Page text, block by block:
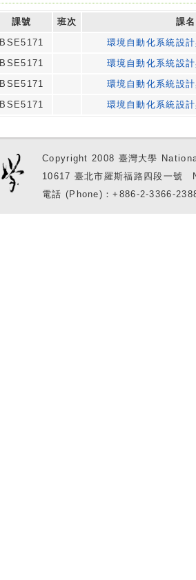
課號 班次
課名
BSE5171
環境自動化系統設
BSE5171
環境自動化系統設
BSE5171
環境自動化系統設
BSE5171 環境自動化系統設
Copyright 2008 臺灣大學
10617 臺北市羅斯福路四段一
電話 (Phone)：+886-2-3366-